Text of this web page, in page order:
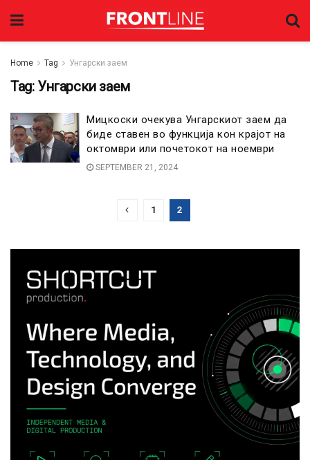
Home Tag Унгарски заем
Tag: Унгарски заем
Мицкоски очекува Унгарскиот заем да
биде ставен во функција кон крајот на
октомври или почетокот на ноември
SEPTEMBER 21, 2024
1 2